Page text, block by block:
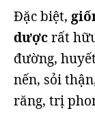
Đặc biệt,
dượcrất
đường,
nến, sỏi
răng, trị